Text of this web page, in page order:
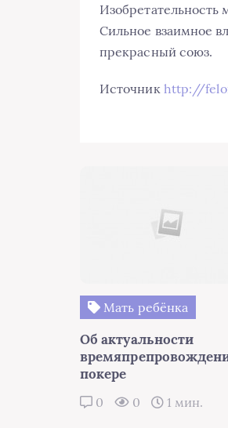
Сильное взаимное
прекрасный союз.
Источник http://
Мать ребёнка
Об актуальности
покере
0 0 1 мин.